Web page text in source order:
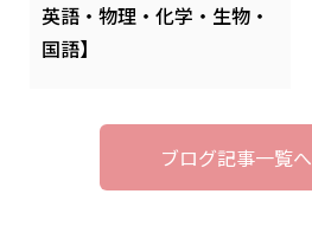
英語・物理・化学・生物・
国語】
ブログ記事一覧へ